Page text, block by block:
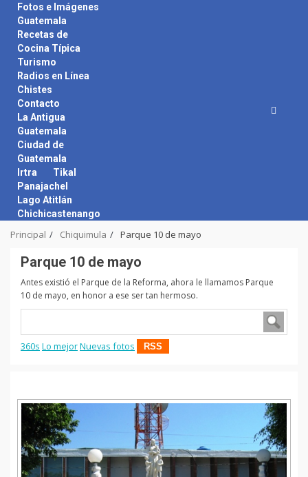
content
Fotos e Imágenes
Guatemala
Recetas de
Cocina Típica
Turismo
Radios en Línea
Chistes
Contacto
La Antigua
Guatemala
Ciudad de
Guatemala
Irtra
Tikal
Panajachel
Lago Atitlán
Chichicastenango
Principal Chiquimula Parque 10 de mayo
Parque 10 de mayo
Antes existió el Parque de la Reforma, ahora le llamamos Parque
10 de mayo, en honor a ese ser tan hermoso.
360s Lo mejorNuevas fotos RSS